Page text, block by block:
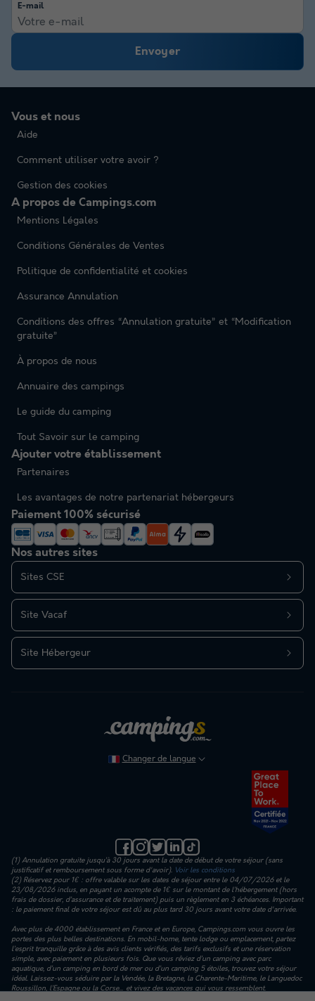
E-mail
Envoyer
Nos autres sites
Sites CSE
Site Vacaf
Site Hébergeur
Vous et nous
Aide
Comment utiliser votre avoir ?
Gestion des cookies
A propos de Campings.com
Mentions Légales
Conditions Générales de Ventes
Politique de confidentialité et cookies
Assurance Annulation
Conditions des offres “Annulation gratuite” et “Modification
gratuite”
À propos de nous
Annuaire des campings
Le guide du camping
Tout Savoir sur le camping
Ajouter votre établissement
Partenaires
Les avantages de notre partenariat hébergeurs
Paiement 100% sécurisé
Changer de langue
(1) Annulation gratuite jusqu’à 30 jours avant la date de début de votre séjour (sans
justificatif et remboursement sous forme d'avoir). Voir les conditions
(2) Réservez pour 1€ : offre valable sur les dates de séjour entre le 04/07/2026 et le
23/08/2026 inclus, en payant un acompte de 1€ sur le montant de l’hébergement (hors
frais de dossier, d’assurance et de traitement) puis un règlement en 3 échéances. Important
: le paiement final de votre séjour est dû au plus tard 30 jours avant votre date d'arrivée.
Avec plus de 4000 établissement en France et en Europe, Campings.com vous ouvre les
portes des plus belles destinations. En mobil-home, tente lodge ou emplacement, partez
l’esprit tranquille grâce à des avis clients vérifiés, des tarifs exclusifs et une réservation
simple, avec paiement en plusieurs fois. Que vous rêviez d’un camping avec parc
aquatique, d’un camping en bord de mer ou d’un camping 5 étoiles, trouvez votre séjour
idéal. Laissez-vous séduire par la Vendée, la Bretagne, la Charente-Maritime, le Languedoc
Roussillon, l’Espagne ou la Corse… et vivez des vacances qui vous ressemblent.